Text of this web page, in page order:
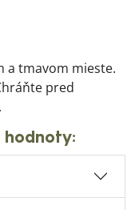
a tmavom mieste.
pred